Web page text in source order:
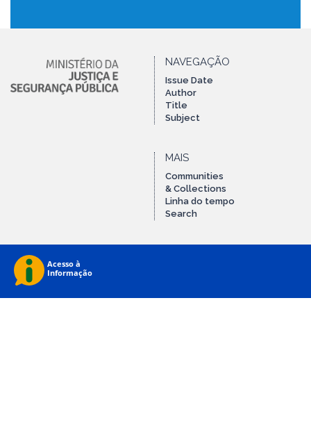
NAVEGAÇÃO
Issue Date
Author
Title
Subject
MAIS
Communities
& Collections
Linha do tempo
Search